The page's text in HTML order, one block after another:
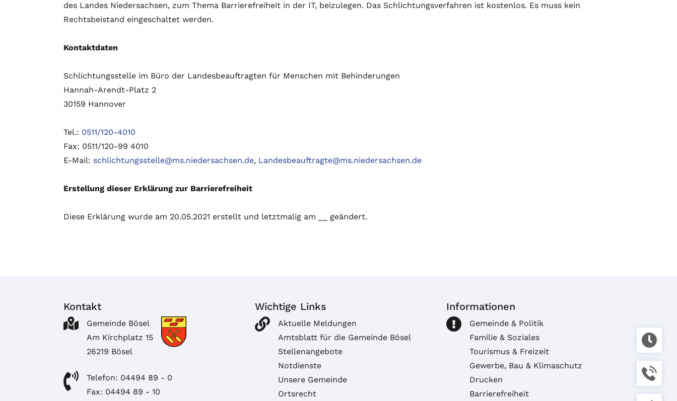
des Landes Niedersachsen, zum Thema Barrierefreiheit in der IT, beizulegen. Das Schlichtungsverfahren ist kostenlos. Es muss kein
Rechtsbeistand eingeschaltet werden.
Kontaktdaten
Schlichtungsstelle im Büro der Landesbeauftragten für Menschen mit Behinderungen
Hannah-Arendt-Platz 2
30159 Hannover
Tel.: 0511/120-4010
Fax: 0511/120-99 4010
E-Mail: schlichtungsstelle@ms.niedersachsen.de, Landesbeauftragte@ms.niedersachsen.de
Erstellung dieser Erklärung zur Barrierefreiheit
Diese Erklärung wurde am 20.05.2021 erstellt und letztmalig am __ geändert.
Kontakt
Gemeinde Bösel
Am Kirchplatz 15
26219 Bösel
Telefon: 04494 89 - 0
Fax: 04494 89 - 10
Wichtige Links
Aktuelle Meldungen
Amtsblatt für die Gemeinde Bösel
Stellenangebote
Notdienste
Unsere Gemeinde
Ortsrecht
Informationen
Gemeinde & Politik
Familie & Soziales
Tourismus & Freizeit
Gewerbe, Bau & Klimaschutz
Drucken
Barrierefreiheit